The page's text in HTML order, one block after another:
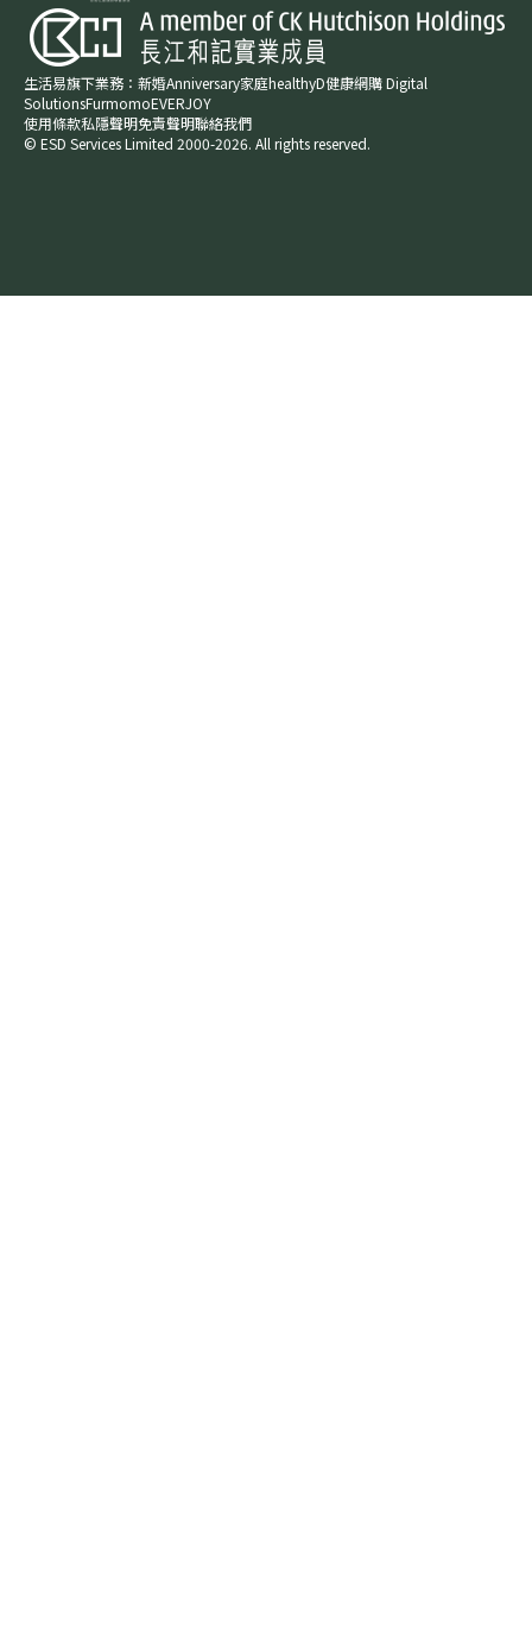
生活易旗下業務： 新婚​Anniversary​家庭​healthyD​健康網購Digital
SolutionsFurmomoEVERJOY​
使用條款私隱聲明免責聲明聯絡我們
© ESD Services Limited 2000-2026. All rights reserved.